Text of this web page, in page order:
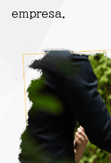
empresa.